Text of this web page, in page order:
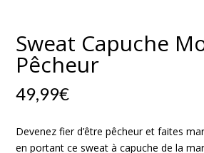
Sweat Capuche
Pêcheur
49,99€
Devenez fier d’être pêcheur et faites
en portant ce sweat à capuche de la